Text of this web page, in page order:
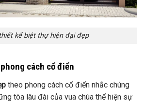
kế biệt thự hiện đại đẹp
cách cổ điển
theo phong cách cổ điển nhắc chúng
tòa lâu đài của vua chúa thể hiện sự